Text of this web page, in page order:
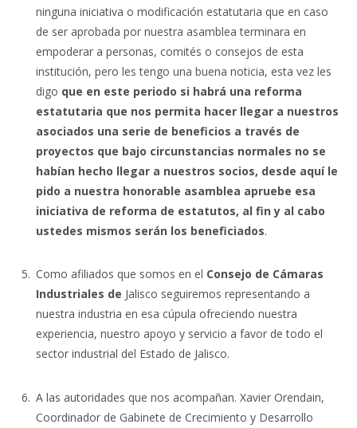
ninguna iniciativa o modificación estatutaria que en caso
de ser aprobada por nuestra asamblea terminara en
empoderar a personas, comités o consejos de esta
institución, pero les tengo una buena noticia, esta vez les
digo que en este periodo si habrá una reforma
estatutaria que nos permita hacer llegar a nuestros
asociados una serie de beneficios a través de
proyectos que bajo circunstancias normales no se
habían hecho llegar a nuestros socios, desde aquí le
pido a nuestra honorable asamblea apruebe esa
iniciativa de reforma de estatutos, al fin y al cabo
ustedes mismos serán los beneficiados.
Como afiliados que somos en el Consejo de Cámaras
Industriales de Jalisco seguiremos representando a
nuestra industria en esa cúpula ofreciendo nuestra
experiencia, nuestro apoyo y servicio a favor de todo el
sector industrial del Estado de Jalisco.
A las autoridades que nos acompañan. Xavier Orendain,
Coordinador de Gabinete de Crecimiento y Desarrollo